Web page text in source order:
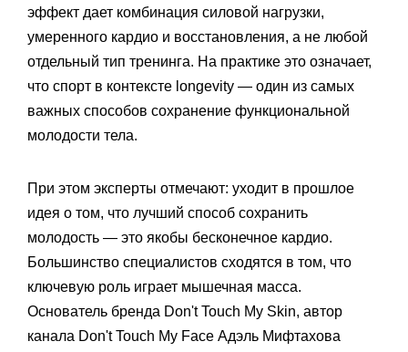
эффект дает комбинация силовой нагрузки,
умеренного кардио и восстановления, а не любой
отдельный тип тренинга. На практике это означает,
что спорт в контексте longevity — один из самых
важных способов сохранение функциональной
молодости тела.
При этом эксперты отмечают: уходит в прошлое
идея о том, что лучший способ сохранить
молодость — это якобы бесконечное кардио.
Большинство специалистов сходятся в том, что
ключевую роль играет мышечная масса.
Основатель бренда Don't Touch My Skin, автор
канала Don't Touch My Face Адэль Мифтахова